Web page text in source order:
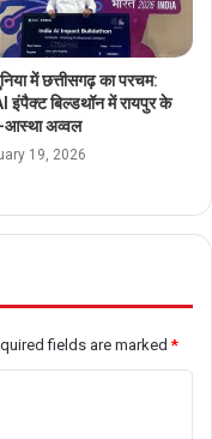
में छत्तीसगढ़ का परचम:
इंपैक्ट बिल्डथॉन में रायपुर के
अव्वल
19, 2026
fields are marked*